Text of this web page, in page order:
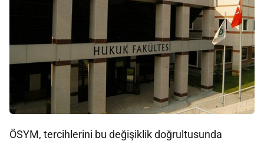
ÖSYM, tercihlerini bu değişiklik doğrultusunda